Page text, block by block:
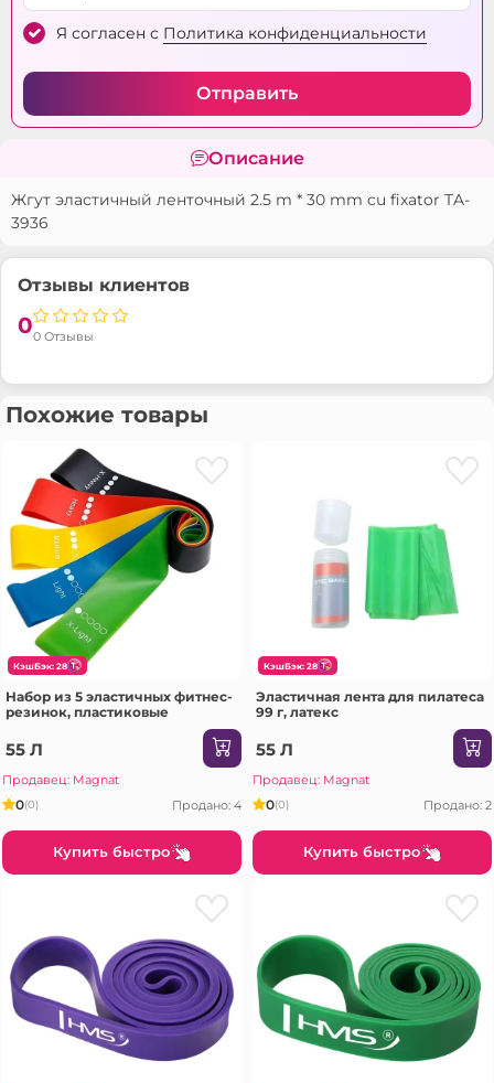
Я согласен с Политика конфиденциальности
Отправить
Описание
Жгут эластичный ленточный 2.5 m * 30 mm cu fixator TA-
3936
Отзывы клиентов
00 Отзывы
Похожие товары
КэшБэк: 28
Набор из 5 эластичных фитнес-
резинок, пластиковые
55 Л
Продавец: Magnat
0(0) Продано: 4
Купить быстро
КэшБэк: 28
Эластичная лента для пилатеса
99 г, латекс
55 Л
Продавец: Magnat
0(0) Продано: 2
Купить быстро